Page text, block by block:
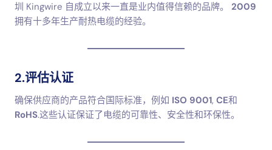
圳 Kingwire 自成立以来一直是业内值得信赖的品牌。 2009
拥有十多年生产耐热电缆的经验。
2.评估认证
确保供应商的产品符合国际标准，例如 ISO 9001, CE和
RoHS.这些认证保证了电缆的可靠性、安全性和环保性。